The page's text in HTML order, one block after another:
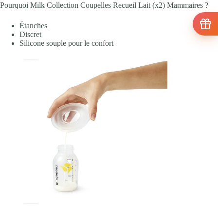
Pourquoi Milk Collection Coupelles Recueil Lait (x2) Mammaires ?
Étanches
Discret
Silicone souple pour le confort